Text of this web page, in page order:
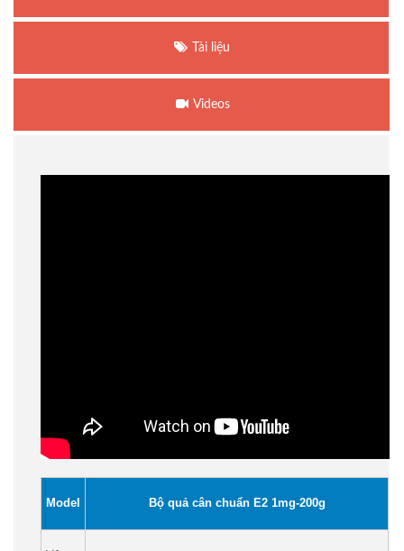
Tài liệu
Videos
Model Bộ quả cân chuẩn E2 1mg-200g